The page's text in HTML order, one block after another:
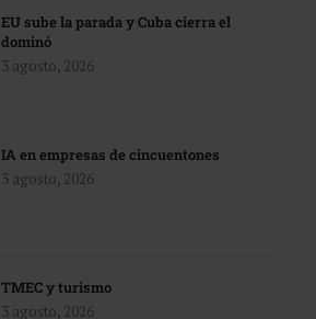
EU sube la parada y Cuba cierra el
dominó
3 agosto, 2026
IA en empresas de cincuentones
3 agosto, 2026
TMEC y turismo
3 agosto, 2026